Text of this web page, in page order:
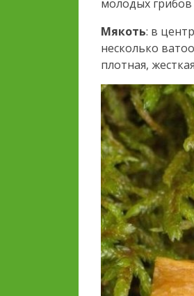
молодых
Мякоть: в
несколько
плотная,